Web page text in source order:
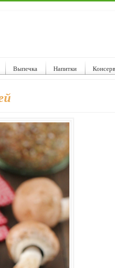
Выпечка Напитки